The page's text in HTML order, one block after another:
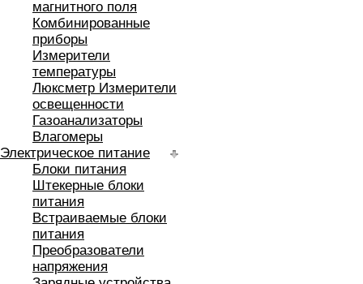
магнитного поля
Комбинированные
приборы
Измерители
температуры
Люксметр Измерители
освещенности
Газоанализаторы
Влагомеры
Электрическое питание
Блоки питания
Штекерные блоки
питания
Встраиваемые блоки
питания
Преобразователи
напряжения